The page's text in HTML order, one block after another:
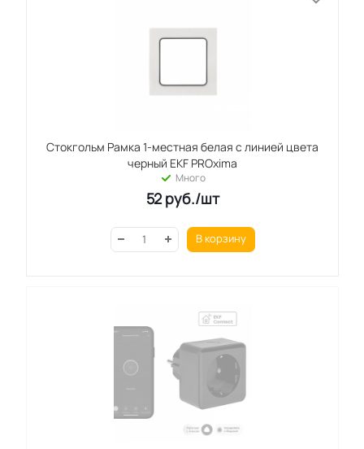
Стокгольм Рамка 1-местная белая с линией цвета
черный EKF PROxima
Много
52руб./шт
В корзину